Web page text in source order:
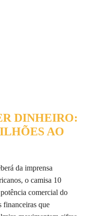
DINHEIRO:
AO
da imprensa
o camisa 10
comercial do
financeiras que